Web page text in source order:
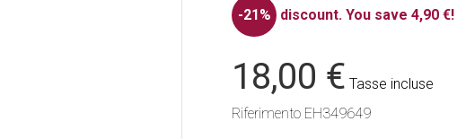
-21% discount.You save 4,90 €!
18,00 € Tasse incluse
Riferimento EH349649